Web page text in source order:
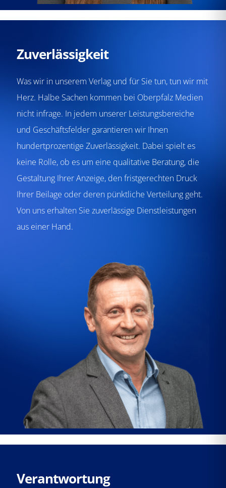
Zuverlässigkeit
Was wir in unserem Verlag und für Sie tun, tun wir mit
Herz. Halbe Sachen kommen bei Oberpfalz Medien
nicht infrage. In jedem unserer Leistungsbereiche
und Geschäftsfelder garantieren wir Ihnen
hundertprozentige Zuverlässigkeit. Dabei spielt es
keine Rolle, ob es um eine qualitative Beratung, die
Gestaltung Ihrer Anzeige, den fristgerechten Druck
Ihrer Beilage oder deren pünktliche Verteilung geht.
Von uns erhalten Sie zuverlässige Dienstleistungen
aus einer Hand.
Verantwortung